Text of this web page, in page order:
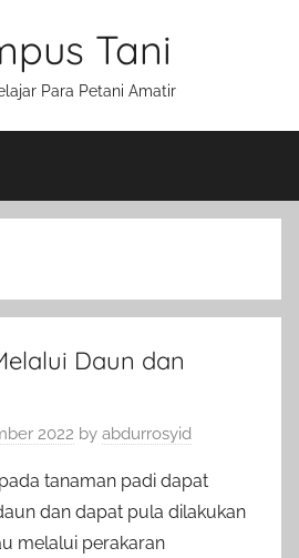
Tani
Para Petani Amatir
Daun dan
2022 by abdurrosyid
tanaman padi dapat
dan dapat pula dilakukan
melalui perakaran